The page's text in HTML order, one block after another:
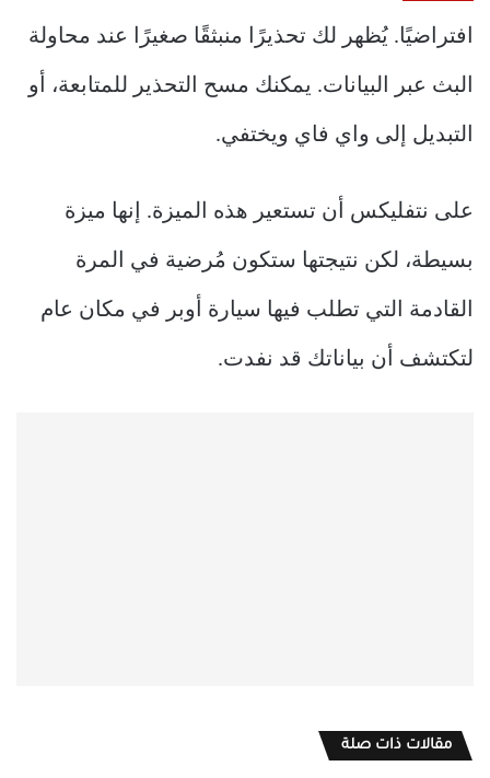
افتراضيًا. يُظهر لك تحذيرًا منبثقًا صغيرًا عند محاولة
البث عبر البيانات. يمكنك مسح التحذير للمتابعة، أو
التبديل إلى واي فاي ويختفي.
على نتفليكس أن تستعير هذه الميزة. إنها ميزة
بسيطة، لكن نتيجتها ستكون مُرضية في المرة
القادمة التي تطلب فيها سيارة أوبر في مكان عام
لتكتشف أن بياناتك قد نفدت.
مقالات ذات صلة